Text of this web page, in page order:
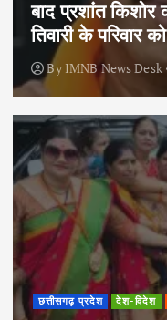
बाद प्रशांत
तिवारी के परिवार
By IMNB News Desk
छत्तीसगढ़ प्रदेश देश-विदेश